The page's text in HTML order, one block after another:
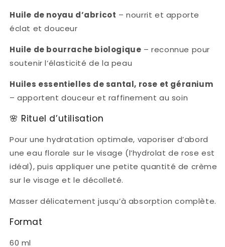
Huile de noyau d’abricot – nourrit et apporte
éclat et douceur
Huile de bourrache biologique – reconnue pour
soutenir l’élasticité de la peau
Huiles essentielles de santal, rose et géranium
– apportent douceur et raffinement au soin
🌸 Rituel d’utilisation
Pour une hydratation optimale, vaporiser d’abord
une eau florale sur le visage (l’hydrolat de rose est
idéal), puis appliquer une petite quantité de crème
sur le visage et le décolleté.
Masser délicatement jusqu’à absorption complète.
Format
60 ml